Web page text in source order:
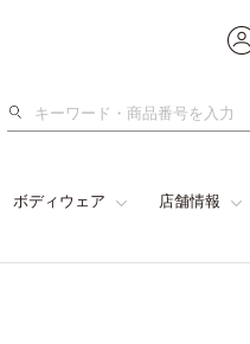
検
ボディウェア 店舗情報